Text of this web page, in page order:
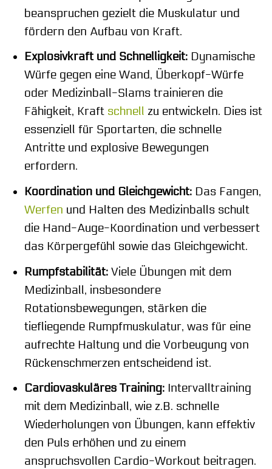
beanspruchen gezielt die Muskulatur und
fördern den Aufbau von Kraft.
Explosivkraft und Schnelligkeit:Dynamische
Würfe gegen eine Wand, Überkopf-Würfe
oder Medizinball-Slams trainieren die
Fähigkeit, Kraft schnell zu entwickeln. Dies ist
essenziell für Sportarten, die schnelle
Antritte und explosive Bewegungen
erfordern.
Koordination und Gleichgewicht:Das Fangen,
Werfen und Halten des Medizinballs schult
die Hand-Auge-Koordination und verbessert
das Körpergefühl sowie das Gleichgewicht.
Rumpfstabilität:Viele Übungen mit dem
Medizinball, insbesondere
Rotationsbewegungen, stärken die
tiefliegende Rumpfmuskulatur, was für eine
aufrechte Haltung und die Vorbeugung von
Rückenschmerzen entscheidend ist.
Cardiovaskuläres Training:Intervalltraining
mit dem Medizinball, wie z.B. schnelle
Wiederholungen von Übungen, kann effektiv
den Puls erhöhen und zu einem
anspruchsvollen Cardio-Workout beitragen.